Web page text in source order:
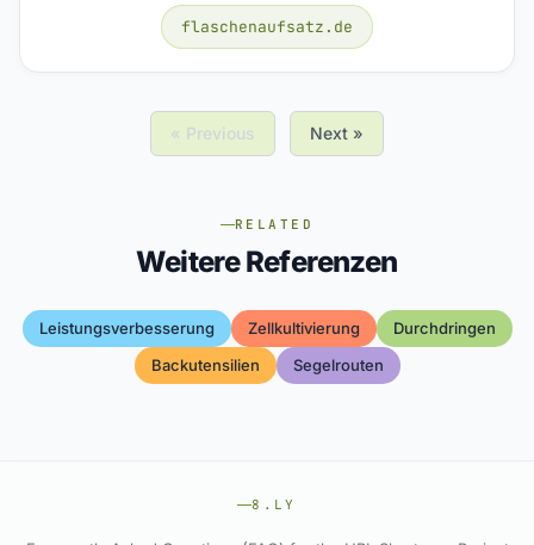
flaschenaufsatz.de
« Previous Next »
RELATED
Weitere Referenzen
Leistungsverbesserung Zellkultivierung
Durchdringen
Backutensilien
Segelrouten
8.LY